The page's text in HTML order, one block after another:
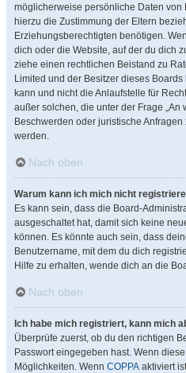
möglicherweise persönliche Daten
hierzu die Zustimmung der Eltern
Erziehungsberechtigten benötigen.
dich oder die Website, auf der du dich
ziehe einen rechtlichen Beistand zu
Limited und der Besitzer dieses
kann und nicht die Anlaufstelle für
außer solchen, die unter der Frage
Beschwerden oder juristische
werden.
Nach oben
Warum kann ich mich nicht
Es kann sein, dass die Board-
ausgeschaltet hat, damit sich keine
können. Es könnte auch sein, dass
Benutzername, mit dem du dich
Hilfe zu erhalten, wende dich an die
Nach oben
Ich habe mich registriert, kann mich
Überprüfe zuerst, ob du den richtigen
Passwort eingegeben hast. Wenn
Möglichkeiten. Wenn COPPA aktiviert